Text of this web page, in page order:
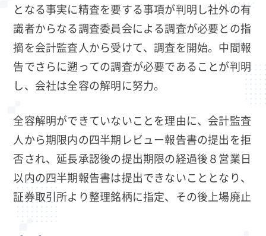
となる事実に精査を要する事項が判明し社外の有
識者からなる調査委員会による調査が必要との指
摘を会計監査人から受けて、調査を開始。中間報
告でさらに遡っての調査が必要であることが判明
し、会社は全容の解明に努力。
全容解明ができていないことを理由に、会計監査
人から期限内の四半期レビュー報告書の提出を拒
否され、延長承認後の提出期限の経過後８営業日
以内の四半期報告書は提出できないこととなり、
証券取引所より整理銘柄に指定、その後上場廃止